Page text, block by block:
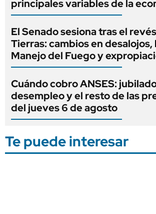
principales variables de la
El Senado sesiona tras el
Tierras: cambios en desalojos,
Manejo del Fuego y
Cuándo cobro ANSES:
desempleo y el resto de las
del jueves 6 de agosto
Te puede interesar